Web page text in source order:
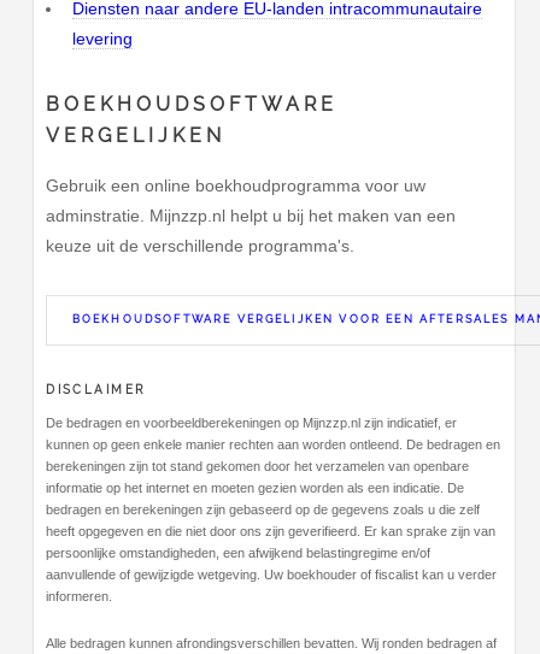
Diensten naar andere EU-landen intracommunautaire
levering
BOEKHOUDSOFTWARE
VERGELIJKEN
Gebruik een online boekhoudprogramma voor uw
adminstratie. Mijnzzp.nl helpt u bij het maken van een
keuze uit de verschillende programma's.
BOEKHOUDSOFTWARE VERGELIJKEN VOOR EEN AFTERSALES
DISCLAIMER
De bedragen en voorbeeldberekeningen op Mijnzzp.nl zijn indicatief, er
kunnen op geen enkele manier rechten aan worden ontleend. De bedragen en
berekeningen zijn tot stand gekomen door het verzamelen van openbare
informatie op het internet en moeten gezien worden als een indicatie. De
bedragen en berekeningen zijn gebaseerd op de gegevens zoals u die zelf
heeft opgegeven en die niet door ons zijn geverifieerd. Er kan sprake zijn van
persoonlijke omstandigheden, een afwijkend belastingregime en/of
aanvullende of gewijzigde wetgeving. Uw boekhouder of fiscalist kan u verder
informeren.
Alle bedragen kunnen afrondingsverschillen bevatten. Wij ronden bedragen af